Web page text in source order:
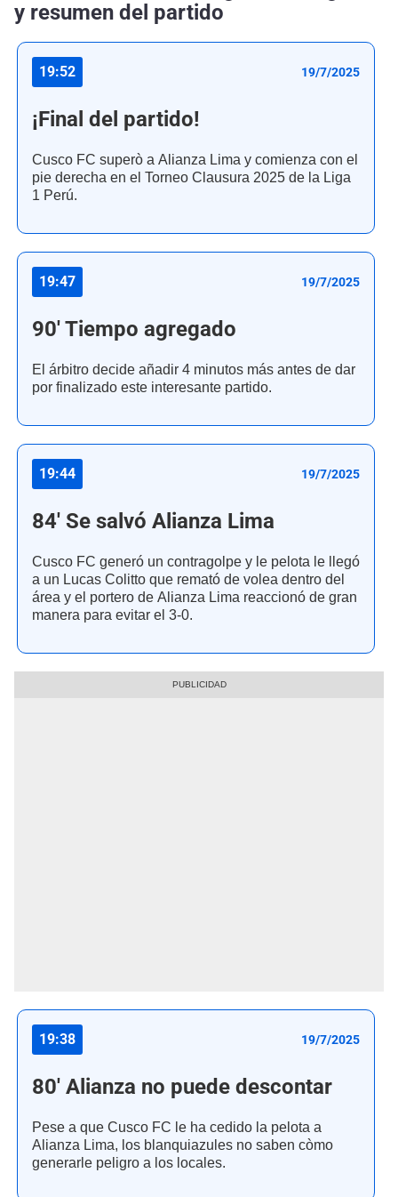
y resumen del partido
19:52 19/7/2025
¡Final del partido!
Cusco FC superò a Alianza Lima y comienza con el
pie derecha en el Torneo Clausura 2025 de la Liga
1 Perú.
19:47 19/7/2025
90' Tiempo agregado
El árbitro decide añadir 4 minutos más antes de dar
por finalizado este interesante partido.
19:44 19/7/2025
84' Se salvó Alianza Lima
Cusco FC generó un contragolpe y le pelota le llegó
a un Lucas Colitto que remató de volea dentro del
área y el portero de Alianza Lima reaccionó de gran
manera para evitar el 3-0.
19:38 19/7/2025
80' Alianza no puede descontar
Pese a que Cusco FC le ha cedido la pelota a
Alianza Lima, los blanquiazules no saben còmo
generarle peligro a los locales.